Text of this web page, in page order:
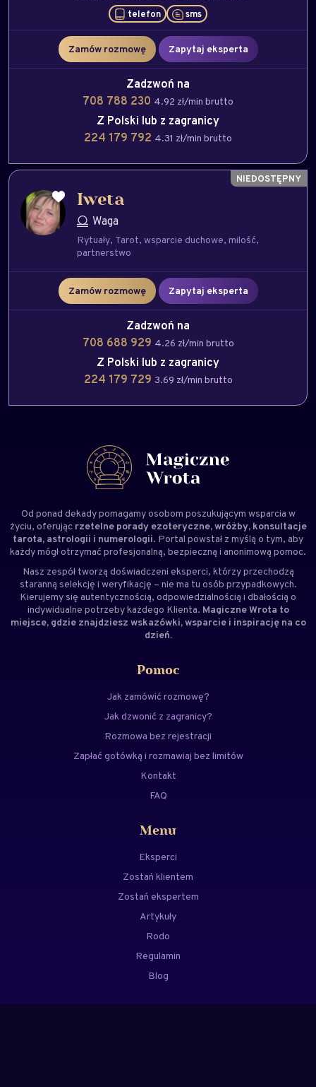
telefon sms
Zamów rozmowę Zapytaj eksperta
Zadzwoń na
708 788 230 4.92 zł/min brutto
Z Polski lub z zagranicy
224 179 792 4.31 zł/min brutto
Iweta
Waga
Rytuały Tarot wsparcie duchowe milość
partnerstwo
Zamów rozmowę Zapytaj eksperta
Zadzwoń na
708 688 929 4.26 zł/min brutto
Z Polski lub z zagranicy
224 179 729 3.69 zł/min brutto
Od ponad dekady pomagamy osobom poszukującym wsparcia w
życiu, oferując rzetelne porady ezoteryczne, wróżby, konsultacje
tarota, astrologii i numerologii. Portal powstał z myślą o tym, aby
każdy mógł otrzymać profesjonalną, bezpieczną i anonimową pomoc.
Nasz zespół tworzą doświadczeni eksperci, którzy przechodzą
staranną selekcję i weryfikację – nie ma tu osób przypadkowych.
Kierujemy się autentycznością, odpowiedzialnością i dbałością o
indywidualne potrzeby każdego Klienta. Magiczne Wrota to
miejsce, gdzie znajdziesz wskazówki, wsparcie i inspirację na co
dzień.
Pomoc
Jak zamówić rozmowę?
Jak dzwonić z zagranicy?
Rozmowa bez rejestracji
Zapłać gotówką i rozmawiaj bez limitów
Kontakt
FAQ
Menu
Eksperci
Zostań klientem
Zostań ekspertem
Artykuły
Rodo
Regulamin
Blog